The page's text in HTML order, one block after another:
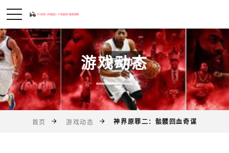
游戏动态
首页 游戏动态 神界原罪二：骷髅回血奇谋